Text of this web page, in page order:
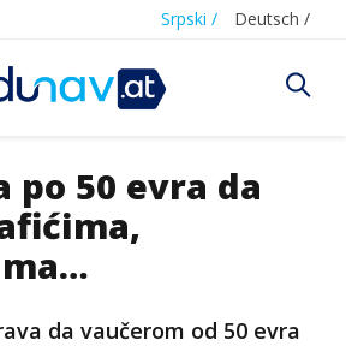
Srpski / Deutsch /
po 50 evra da
da vaučerom od 50 evra